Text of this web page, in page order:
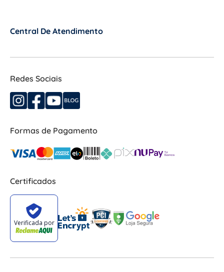
Central De Atendimento
Redes Sociais
Formas de Pagamento
Certificados